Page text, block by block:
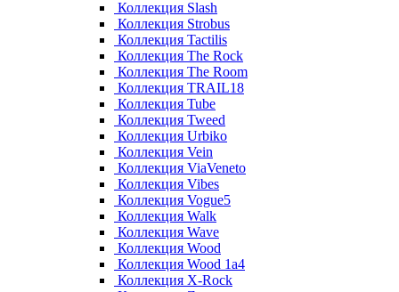
Коллекция Slash
Коллекция Strobus
Коллекция Tactilis
Коллекция The Rock
Коллекция The Room
Коллекция TRAIL18
Коллекция Tube
Коллекция Tweed
Коллекция Urbiko
Коллекция Vein
Коллекция ViaVeneto
Коллекция Vibes
Коллекция Vogue5
Коллекция Walk
Коллекция Wave
Коллекция Wood
Коллекция Wood 1a4
Коллекция X-Rock